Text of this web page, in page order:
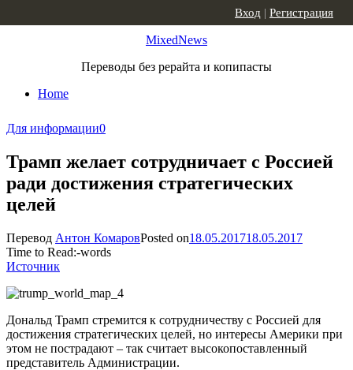
MixedNews
Переводы без рерайта и копипасты
Home
Вход | Регистрация
Для информации0
Трамп желает сотрудничает с Россией
ради достижения стратегических
целей
Перевод Антон КомаровPosted on18.05.201718.05.2017
Time to Read:-words
Источник
Дональд Трамп стремится к сотрудничеству с Россией для
достижения стратегических целей, но интересы Америки при
этом не пострадают – так считает высокопоставленный
представитель Администрации.